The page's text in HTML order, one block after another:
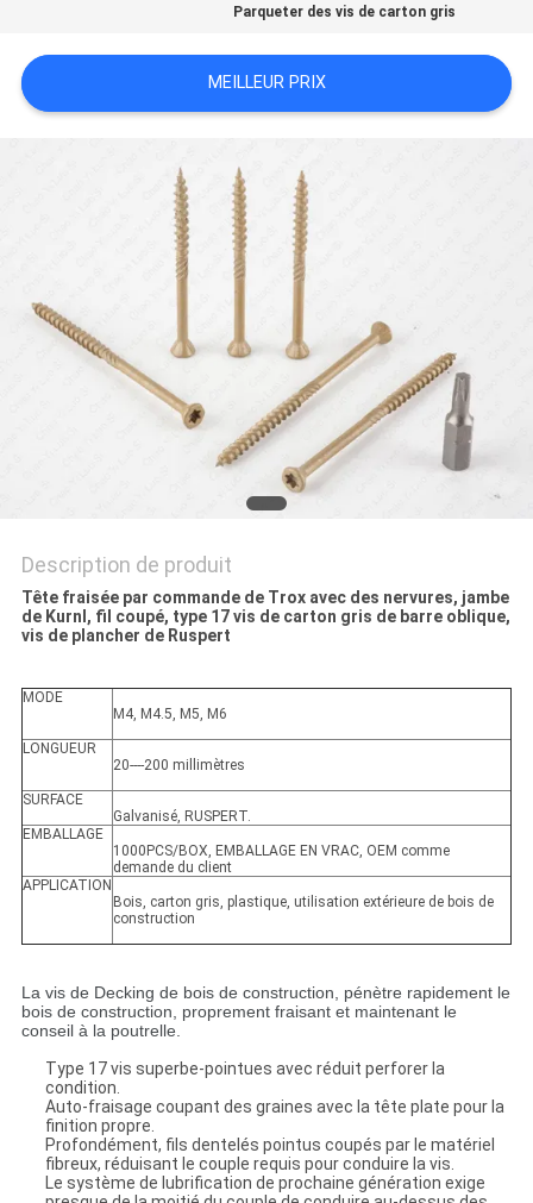
UNE
CITATION
PRIVACY
POLICY
Parqueter des vis de carton gris
MEILLEUR PRIX
Description de produit
Tête fraisée par commande de Trox avec des nervures, jambe
de Kurnl, fil coupé, type 17 vis de carton gris de barre oblique,
vis de plancher de Ruspert
MODE
M4, M4.5, M5, M6
LONGUEUR
20----200 millimètres
SURFACE
Galvanisé, RUSPERT.
EMBALLAGE
1000PCS/BOX, EMBALLAGE EN VRAC, OEM comme
demande du client
APPLICATION
Bois, carton gris, plastique, utilisation extérieure de bois de
construction
La vis de Decking de bois de construction, pénètre rapidement le
bois de construction, proprement fraisant et maintenant le
conseil à la poutrelle.
Type 17 vis superbe-pointues avec réduit perforer la
condition.
Auto-fraisage coupant des graines avec la tête plate pour la
finition propre.
Profondément, fils dentelés pointus coupés par le matériel
fibreux, réduisant le couple requis pour conduire la vis.
Le système de lubrification de prochaine génération exige